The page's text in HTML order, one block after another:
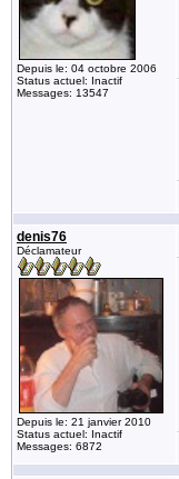
Depuis le: 04 octobre 2006
Status actuel: Inactif
Messages: 13547
denis76
Déclamateur
Depuis le: 21 janvier 2010
Status actuel: Inactif
Messages: 6872